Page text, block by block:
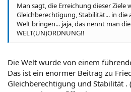
Man sagt, die Erreichung dieser Ziele
Gleichberechtigung, Stabilität... in die
Welt bringen... jaja, das nennt man
WELT(UN)ORDNUNG!!
Die Welt wurde von einem
Das ist ein enormer Beitrag zu
Gleichberechtigung und Stabilität .